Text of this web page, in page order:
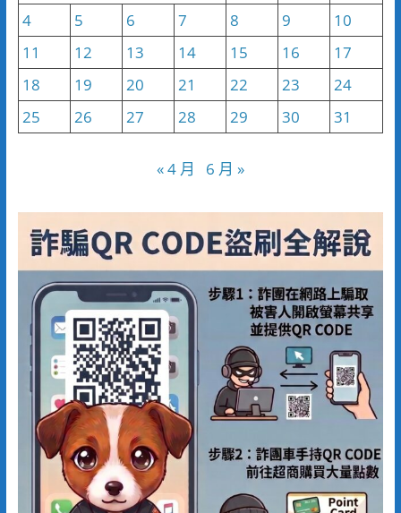
4
5 6 7 8 9
10
11
12 13 14 15 16
17
18
19 20 21 22 23
24
25
26 27 28 29 30 31
« 4 月 6 月 »